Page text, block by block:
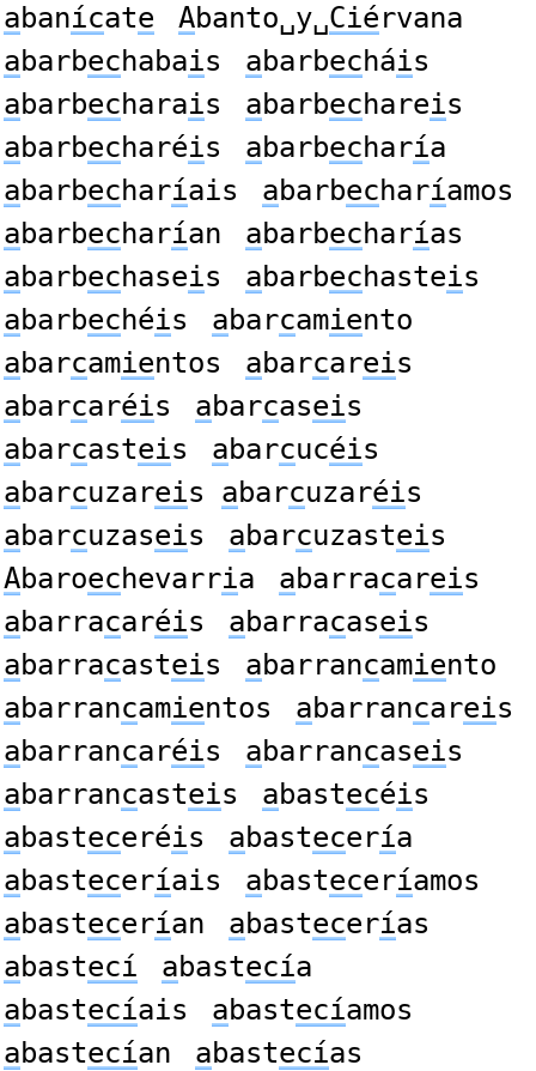
abanícate Abanto␣y␣Ciérvana
abarbechabais abarbecháis
abarbecharais abarbechareis
abarbecharéis abarbecharía
abarbecharíais abarbecharíamos
abarbecharían abarbecharías
abarbechaseis abarbechasteis
abarbechéis abarcamiento
abarcamientos abarcareis
abarcaréis abarcaseis
abarcasteis abarcucéis
abarcuzareis abarcuzaréis
abarcuzaseis abarcuzasteis
Abaroechevarria abarracareis
abarracaréis abarracaseis
abarracasteis abarrancamiento
abarrancamientos abarrancareis
abarrancaréis abarrancaseis
abarrancasteis abastecéis
abasteceréis abastecería
abasteceríais abasteceríamos
abastecerían abastecerías
abastecí abastecía
abastecíais abastecíamos
abastecían abastecías